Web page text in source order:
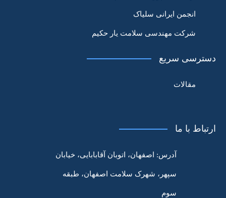
انجمن ایرانی سلیاک
شرکت مهندسی سلامت یار حکیم
دسترسی سریع
مقالات
ارتباط با ما
آدرس: اصفهان، اتوبان آقابابایی، خیابان
سپهر، شهرک سلامت اصفهان، طبقه
سوم